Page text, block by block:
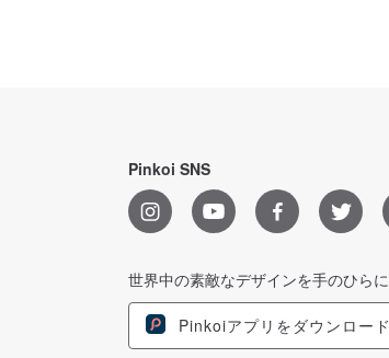
Pinkoi SNS
世界中の素敵なデザインを手のひらに
Pinkoiアプリをダウンロード